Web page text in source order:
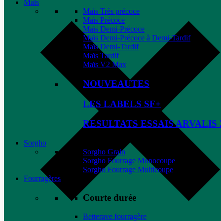
Maïs
Maïs Très précoce
Maïs Précoce
Maïs Demi-Précoce
Maïs Demi-Précoce à Demi-Tardif
Maïs Demi-Tardif
Maïs Tardif
Maïs V2 Max
NOUVEAUTES
LES LABELS SF+
RESULTATS ESSAIS ARVALIS
Sorgho
Sorgho Grain
Sorgho Fourrage Monocoupe
Sorgho Fourrage Multicoupe
Fourragères
Courte durée
Betterave fourragère